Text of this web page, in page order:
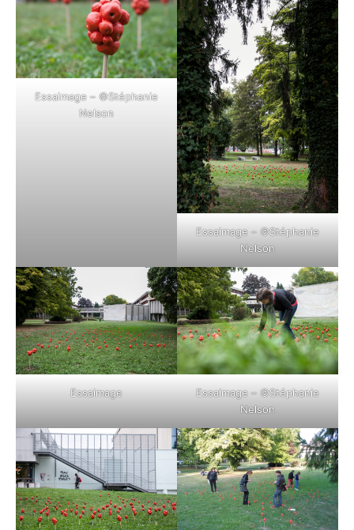
Essaimage – ©Stéphanie
Nelson
Essaimage – ©Stéphanie
Nelson
Essaimage
Essaimage – ©Stéphanie
Nelson